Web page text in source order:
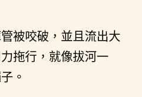
被咬破，並且流出大
拖行，就像拔河一
。